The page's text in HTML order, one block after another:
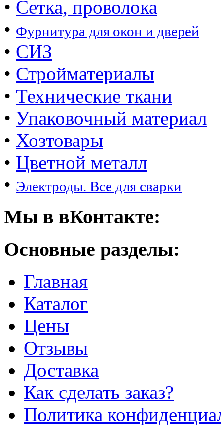
• Сетка, проволока
• Фурнитура для окон и дверей
• СИЗ
• Стройматериалы
• Технические ткани
• Упаковочный материал
• Хозтовары
• Цветной металл
• Электроды. Все для сварки
Мы в вКонтакте:
Основные разделы:
Главная
Каталог
Цены
Отзывы
Доставка
Как сделать заказ?
Политика